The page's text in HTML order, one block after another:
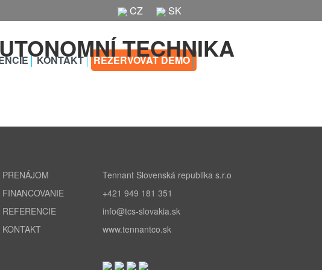
CZ SK
KONTAKT REZERVOVAŤ DEMO
PRENÁJOM
FINANCOVANIE
REFERENCIE
KONTAKT
Tennant Slovenská republika s.r.o
+421 949 181 351
info@tcs-slovakia.sk
www.tennantco.sk